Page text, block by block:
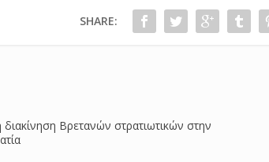
SHARE:
Βρετανών στρατιωτικών στην